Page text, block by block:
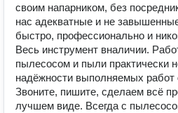
своим напарником, без
нас адекватные и не
быстро, профессионально и
Весь инструмент вналичии.
пылесосом и пыли практически
надёжности выполняемых работ
Звоните, пишите, сделаем всё
лучшем виде. Всегда с